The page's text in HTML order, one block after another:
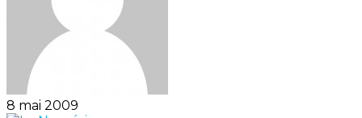
8 mai 2009